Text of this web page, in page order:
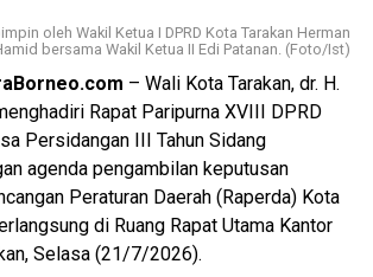
ini.
Forkopimda, perangkat daerah
terus memperkuat sinergi dalam
tugas Sekretaris Daerah
persoalan pembangunan dan pelayanan
dapat diselesaikan secara optimal.
oleh Wakil Ketua I DPRD Kota Tarakan Herman
bersama Wakil Ketua II Edi Patanan. (Foto/Ist)
– Wali Kota Tarakan, dr. H.
Rapat Paripurna XVIII DPRD
Persidangan III Tahun Sidang
agenda pengambilan keputusan
Peraturan Daerah (Raperda) Kota
di Ruang Rapat Utama Kantor
Selasa (21/7/2026).